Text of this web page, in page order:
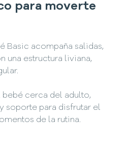
para moverte
Basic acompaña salidas,
una estructura liviana,
bebé cerca del adulto,
soporte para disfrutar el
de la rutina.